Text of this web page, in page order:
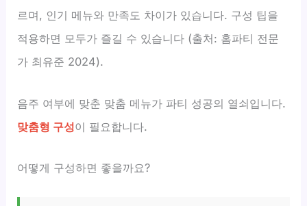
르며, 인기 메뉴와 만족도 차이가 있습니다. 구성 팁을
적용하면 모두가 즐길 수 있습니다 (출처: 홈파티 전문
가 최유준 2024).
음주 여부에 맞춘 맞춤 메뉴가 파티 성공의 열쇠입니다.
맞춤형 구성이 필요합니다.
어떻게 구성하면 좋을까요?